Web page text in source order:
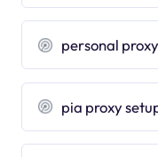
personal
pia proxy